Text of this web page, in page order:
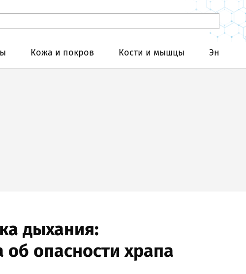
Кожа и покров Кости и мышцы
дыхания:
опасности храпа